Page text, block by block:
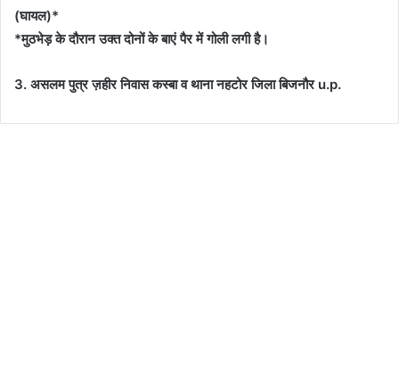
(घायल)*
*मुठभेड़ के दौरान उक्त दोनों के बाएं पैर में गोली लगी है।
3. असलम पुत्र ज़हीर निवास कस्बा व थाना नहटोर जिला बिजनौर u.p.